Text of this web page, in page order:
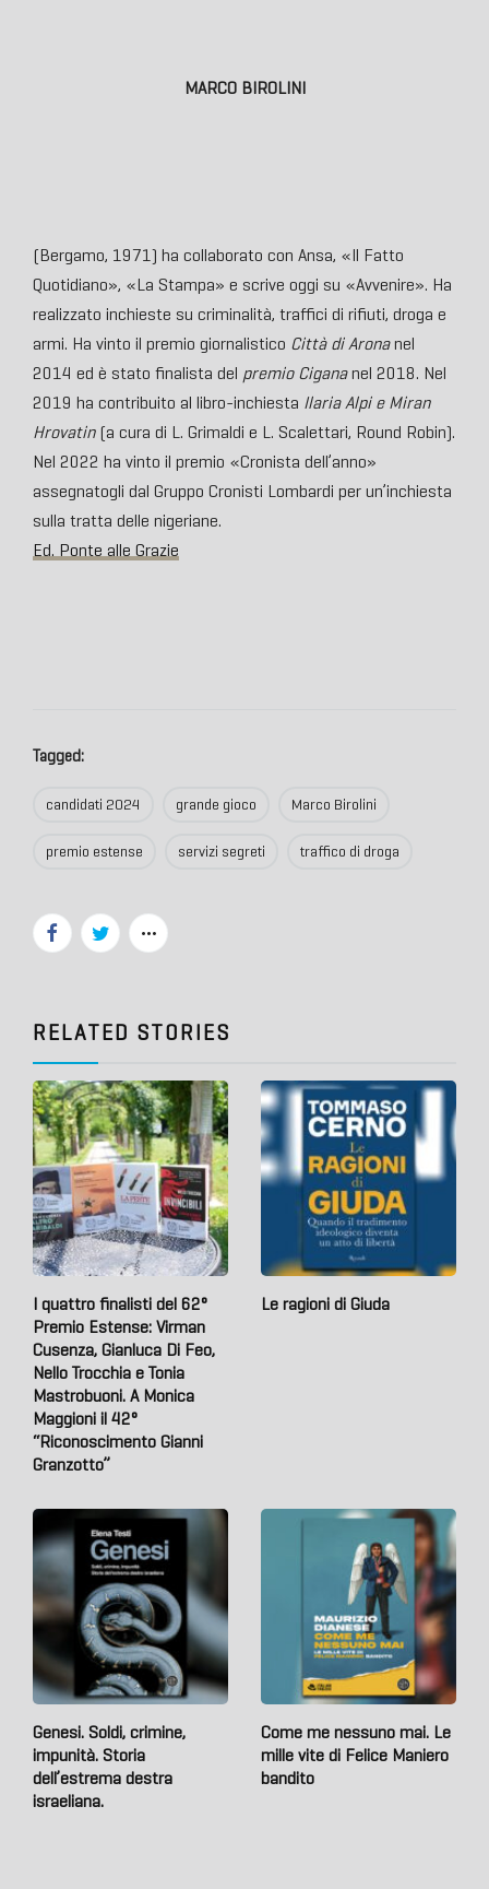
MARCO BIROLINI
(Bergamo, 1971) ha collaborato con Ansa, «Il Fatto
Quotidiano», «La Stampa» e scrive oggi su «Avvenire». Ha
realizzato inchieste su criminalità, traffici di rifiuti, droga e
armi. Ha vinto il premio giornalistico Città di Aronanel
2014 ed è stato finalista del premio Cigananel 2018. Nel
2019 ha contribuito al libro-inchiesta Ilaria Alpi e Miran
Hrovatin(a cura di L. Grimaldi e L. Scalettari, Round Robin).
Nel 2022 ha vinto il premio «Cronista dell’anno»
assegnatogli dal Gruppo Cronisti Lombardi per un’inchiesta
sulla tratta delle nigeriane.
Ed. Ponte alle Grazie
Tagged:
candidati 2024 grande gioco Marco Birolini
premio estense servizi segreti traffico di droga
RELATED STORIES
I quattro finalisti del 62°
Premio Estense: Virman
Cusenza, Gianluca Di Feo,
Nello Trocchia e Tonia
Mastrobuoni. A Monica
Maggioni il 42°
“Riconoscimento Gianni
Granzotto”
Le ragioni di Giuda
Genesi. Soldi, crimine,
impunità. Storia
dell’estrema destra
israeliana.
Come me nessuno mai. Le
mille vite di Felice Maniero
bandito